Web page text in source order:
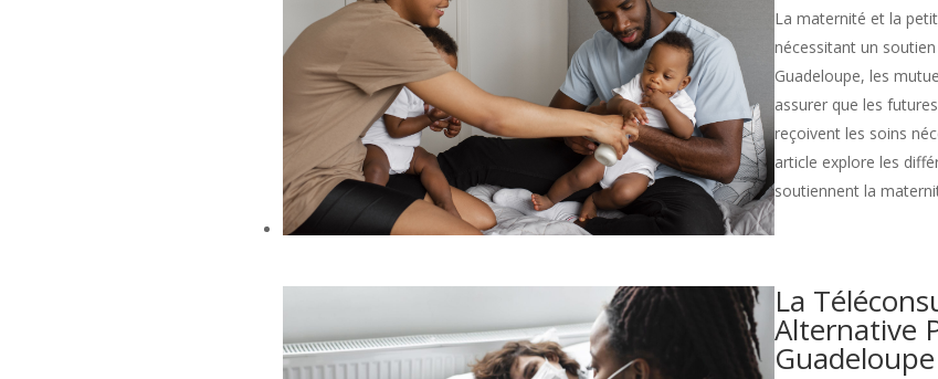
La maternité et la
nécessitant un
Guadeloupe, les
assurer que les
reçoivent les soins
article explore les
soutiennent la
La
Alternative
Guadeloupe